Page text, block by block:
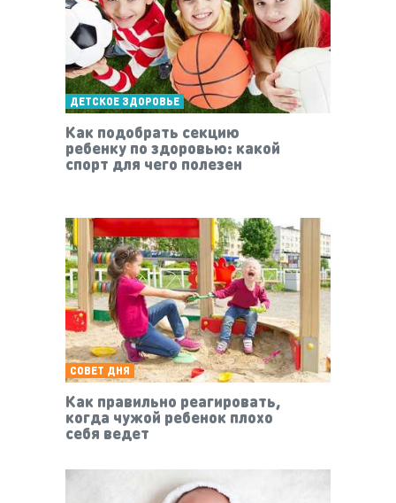
ДЕТСКОЕ ЗДОРОВЬЕ
Как подобрать секцию
ребенку по здоровью: какой
спорт для чего полезен
СОВЕТ ДНЯ
Как правильно реагировать,
когда чужой ребенок плохо
себя ведет